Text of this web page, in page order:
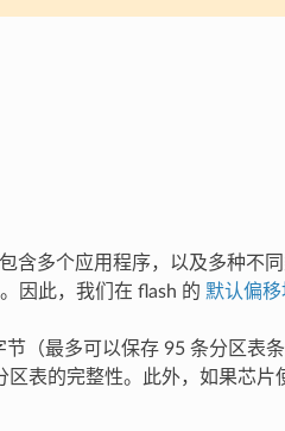
含多个应用程序，以及多种不
因此，我们在 flash 的 默认偏
节（最多可以保存 95 条分区表
区表的完整性。此外，如果芯片